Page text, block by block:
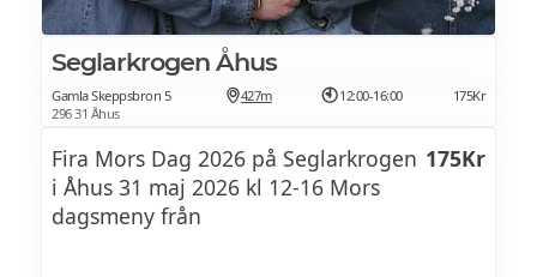
Seglarkrogen Åhus
Gamla Skeppsbron 5
296 31 Åhus
427m 12:00-16:00 175Kr
Fira Mors Dag 2026 på Seglarkrogen
i Åhus 31 maj 2026 kl 12-16 Mors
dagsmeny från
175Kr